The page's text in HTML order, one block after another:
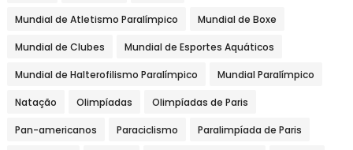
Mundial de Atletismo Paralímpico Mundial de Boxe
Mundial de Clubes Mundial de Esportes Aquáticos
Mundial de Halterofilismo Paralímpico Mundial Paralímpico
Natação Olimpíadas Olimpíadas de Paris
Pan-americanos Paraciclismo Paralimpíada de Paris